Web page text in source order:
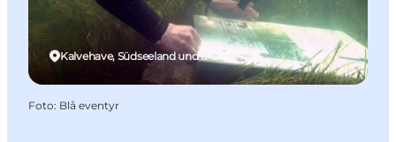
Reise planen
Kalvehave, Südseeland und die Inseln
Foto: Blå eventyr